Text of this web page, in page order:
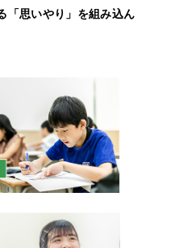
「思いやり」を組み込ん